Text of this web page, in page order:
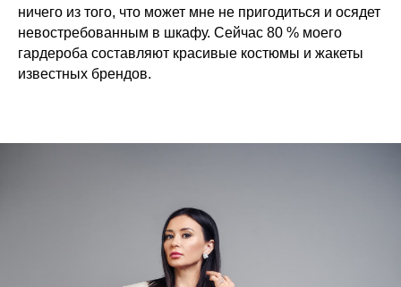
ничего из того, что может мне не пригодиться и осядет
невостребованным в шкафу. Сейчас 80 % моего
гардероба составляют красивые костюмы и жакеты
известных брендов.